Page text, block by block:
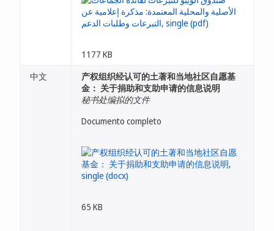
1177 KB
中文
产权组织经认可的土著和当地社区自愿基
金： 关于捐助和支助申请的信息说明
秘书处编拟的文件
Documento completo
65 KB